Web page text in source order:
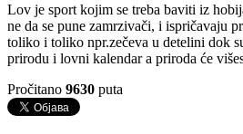
Lov je sport kojim se treba baviti iz
ne da se pune zamrzivači, i ispričavaju
toliko i toliko npr.zečeva u detelini dok
prirodu i lovni kalendar a priroda će
Pročitano 9630 puta